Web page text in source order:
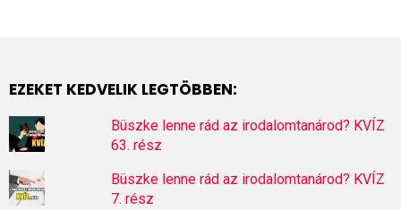
EZEKET KEDVELIK LEGTÖBBEN:
Büszke lenne rád az irodalomtanárod? KVÍZ
63. rész
Büszke lenne rád az irodalomtanárod? KVÍZ
7. rész